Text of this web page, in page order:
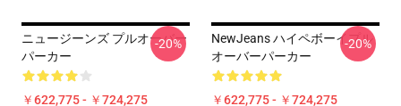
ニュージーンズ プルオーバー
パーカー
￥622,775 - ￥724,275
-20%
NewJeans ハイペボーイプル
オーバーパーカー
￥622,775 - ￥724,275
-20%